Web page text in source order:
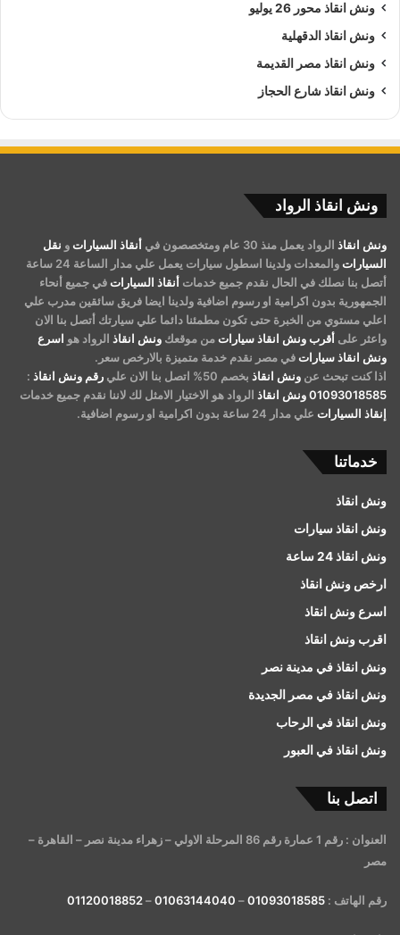
ونش انقاذ محور 26 يوليو
ونش انقاذ الدقهلية
ونش انقاذ مصر القديمة
ونش انقاذ شارع الحجاز
ونش انقاذ الرواد
ونش انقاذ الرواد يعمل منذ 30 عام ومتخصصون في أنقاذ السيارات و نقل
السيارات
والمعدات ولدينا اسطول سيارات يعمل علي مدار الساعة 24 ساعة
أتصل بنا نصلك في الحال نقدم جميع خدمات أنقاذ السيارات في جميع أنحاء
الجمهورية بدون اكرامية او رسوم اضافية ولدينا ايضا فريق سائقين مدرب علي
اعلي مستوي من الخبرة حتى تكون مطمئنا دائما علي سيارتك أتصل بنا الان
واعثر على أقرب ونش انقاذ سيارات من موقعك ونش انقاذ الرواد هو اسرع
ونش انقاذ سيارات في مصر نقدم خدمة متميزة بالارخص سعر.
اذا كنت تبحث عن ونش انقاذ بخصم 50% اتصل بنا الان علي رقم ونش انقاذ :
01093018585ونش انقاذ الرواد هو الاختيار الامثل لك لاننا نقدم جميع خدمات
إنقاذ السيارات علي مدار 24 ساعة بدون اكرامية او رسوم اضافية.
خدماتنا
ونش انقاذ
ونش انقاذ سيارات
ونش انقاذ 24 ساعة
ارخص ونش انقاذ
اسرع ونش انقاذ
اقرب ونش انقاذ
ونش انقاذ في مدينة نصر
ونش انقاذ في مصر الجديدة
ونش انقاذ في الرحاب
ونش انقاذ في العبور
اتصل بنا
العنوان : رقم 1 عمارة رقم 86 المرحلة الاولي – زهراء مدينة نصر – القاهرة –
مصر
رقم الهاتف : 01093018585
–
01063144040
–
01120018852